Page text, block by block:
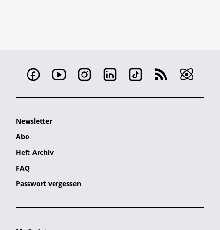
Newsletter
Abo
Heft-Archiv
FAQ
Passwort vergessen